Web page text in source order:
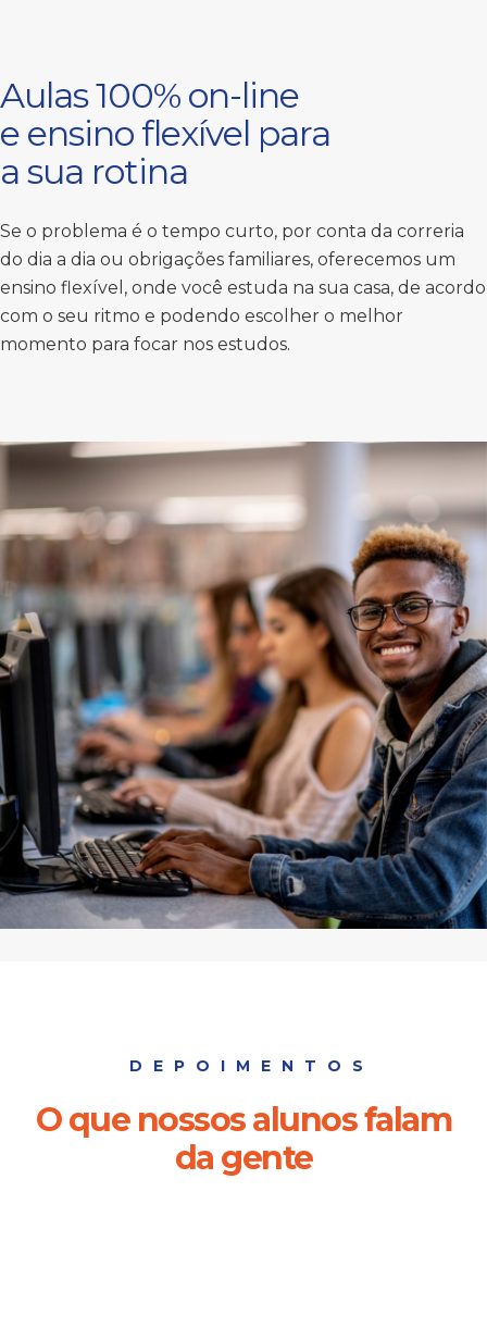
Aulas 100% on-line
e ensino flexível para
a sua rotina
Se o problema é o tempo curto, por conta da correria
do dia a dia ou obrigações familiares, oferecemos um
ensino flexível, onde você estuda na sua casa, de acordo
com o seu ritmo e podendo escolher o melhor
momento para focar nos estudos.
DEPOIMENTOS
O que nossos alunos falam
da gente